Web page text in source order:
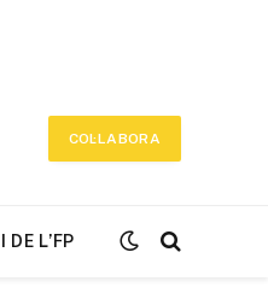
COL·LABORA
DE L’FP